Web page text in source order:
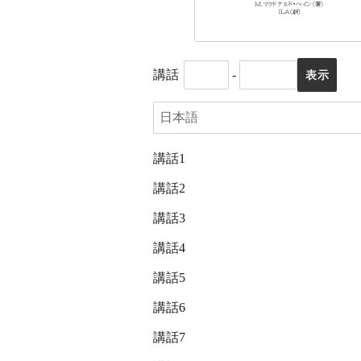
講話 -
講話1
講話2
講話3
講話4
講話5
講話6
講話7